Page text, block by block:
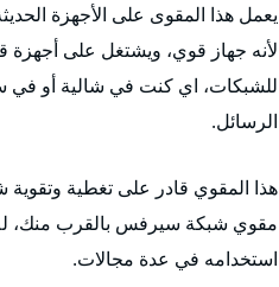
لأنه جهاز قوي، ويشتغل على أجهزة
للشبكات، اي كنت في شالية أو
الرسائل.
هذا المقوي قادر على تغطية
مقوي شبكة سيرفس بالقرب منك، له
استخدامه في عدة مجالات.